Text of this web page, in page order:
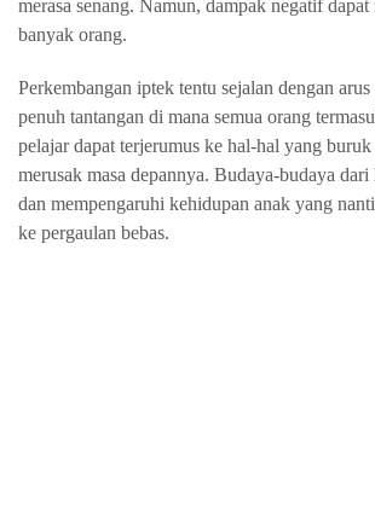
merasa senang. Namun, dampak negatif dapat
banyak orang.
Perkembangan iptek tentu sejalan dengan
penuh tantangan di mana semua orang
pelajar dapat terjerumus ke hal-hal yang
merusak masa depannya. Budaya-budaya
dan mempengaruhi kehidupan anak yang
ke pergaulan bebas.